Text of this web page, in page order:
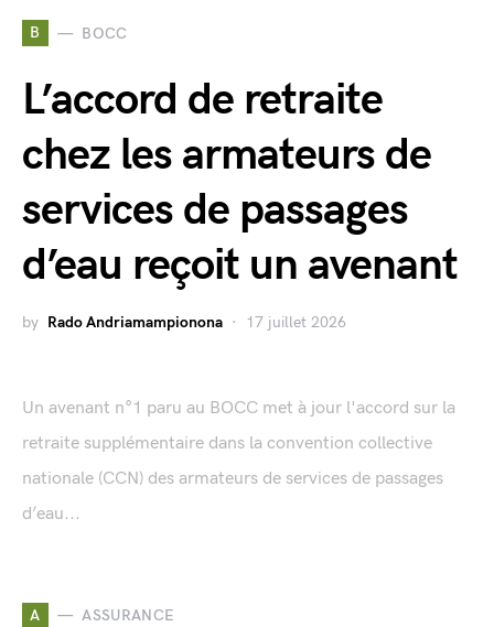
B BOCC
L’accord de retraite
chez les armateurs de
services de passages
d’eau reçoit un avenant
by Rado Andriamampionona 17 juillet 2026
Un avenant n°1 paru au BOCC met à jour l'accord sur la
retraite supplémentaire dans la convention collective
nationale (CCN) des armateurs de services de passages
d’eau...
A ASSURANCE